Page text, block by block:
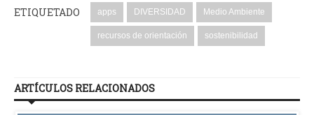
ETIQUETADO apps DIVERSIDAD Medio Ambiente
recursos de orientación sostenibilidad
ARTÍCULOS RELACIONADOS